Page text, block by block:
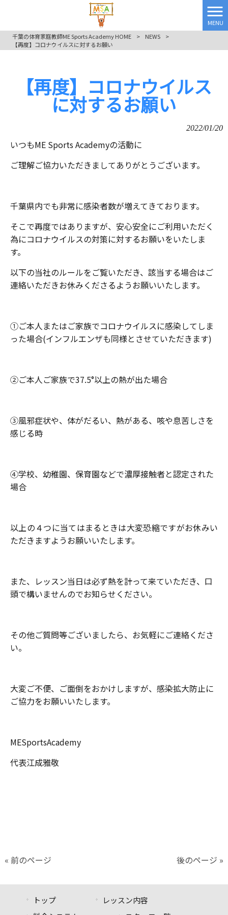
MENU
千葉の体育家庭教師ME Sports Academy HOME
> NEWS
>
【再度】コロナウイルスに対するお願い
【再度】コロナウイルス
に対するお願い
2022/01/20
いつもME Sports Academyの活動に
ご理解ご協力いただきましてありがとうございます。
千葉県内でも非常に感染者数が増えてきております。
そこで再度ではありますが、安心安全にご利用いただく
為にコロナウイルスの対策に対するお願いをいたしま
す。
以下の当社のルールをご覧いただき、該当する場合はご
連絡いただきお休みくださるようお願いいたします。
①ご本人またはご家族でコロナウイルスに感染してしま
った場合(インフルエンザも同様とさせていただきます)
②ご本人ご家族で37.5°以上の熱が出た場合
③風邪症状や、体がだるい、熱がある、咳や息苦しさを
感じる時
④学校、幼稚園、保育園などで濃厚接触者と認定された
場合
以上の４つに当てはまるときは大変恐縮ですがお休みい
ただきますようお願いいたします。
また、レッスン当日は必ず熱を計って来ていただき、口
頭で構いませんのでお知らせください。
その他ご質問等ございましたら、お気軽にご連絡くださ
い。
大変ご不便、ご面倒をおかけしますが、感染拡大防止に
ご協力をお願いいたします。
MESportsAcademy
代表江成雅敬
« 前のページ 後のページ »
トップ
レッスン内容